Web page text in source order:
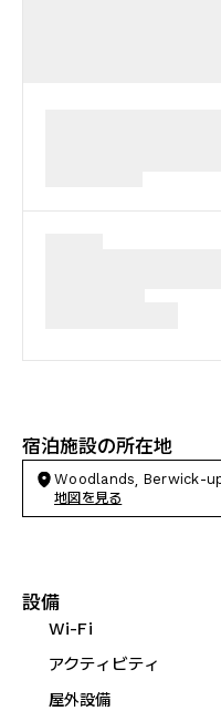
宿泊施設の所在地
Woodlands, Berwick-
地図を見る
設備
Wi-Fi
アクティビティ
屋外設備